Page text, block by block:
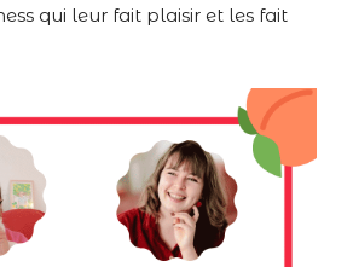
qui leur fait plaisir et les fait